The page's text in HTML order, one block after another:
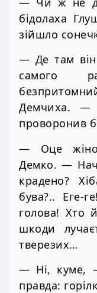
бідолаха
зійшло
— Де там
самого
Демчиха. —
проворонив
— Оце
Демко. —
крадено?
бува?.. Еге-
голова! Хто
шкоди
тверезих…
— Ні, куме,
правда: